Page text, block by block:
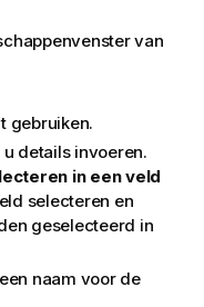
van
gebruiken.
details invoeren.
in een veld
selecteren en
geselecteerd in
een naam voor de